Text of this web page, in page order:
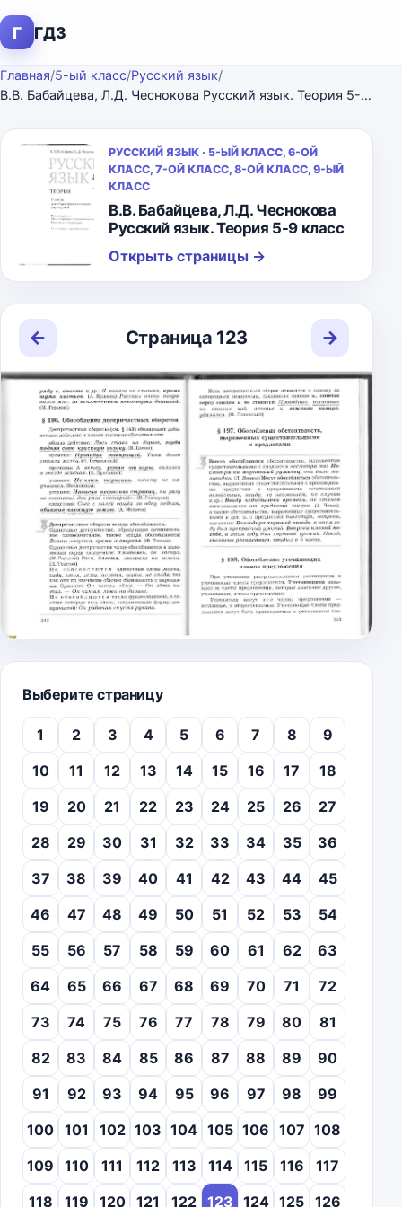
Г ГДЗ
Главная/5-ый класс/Русский язык/
В.В. Бабайцева, Л.Д. Чеснокова Русский язык. Теория 5-9 класс
РУССКИЙ ЯЗЫК · 5-ЫЙ КЛАСС, 6-ОЙ
КЛАСС, 7-ОЙ КЛАСС, 8-ОЙ КЛАСС, 9-ЫЙ
КЛАСС
В.В. Бабайцева, Л.Д. Чеснокова
Русский язык. Теория 5-9 класс
Открыть страницы →
← Страница 123 →
Выберите страницу
1 2 3 4 5 6 7 8
9
10
11 12 13 14 15 16 17
18
19
20 21 22 23 24 25 26
27
28
29 30 31 32 33 34 35
36
37
38 39 40 41 42 43 44
45
46
47 48 49 50 51 52 53
54
55
56 57 58 59 60 61 62
63
64
65 66 67 68 69 70 71
72
73
74 75 76 77 78 79 80
81
82
83 84 85 86 87 88 89
90
91
92 93 94 95 96 97 98
99
100 101 102 103 104 105 106 107 108
109
110 111 112 113 114 115 116
117
118
119 120 121 122 123 124 125 126